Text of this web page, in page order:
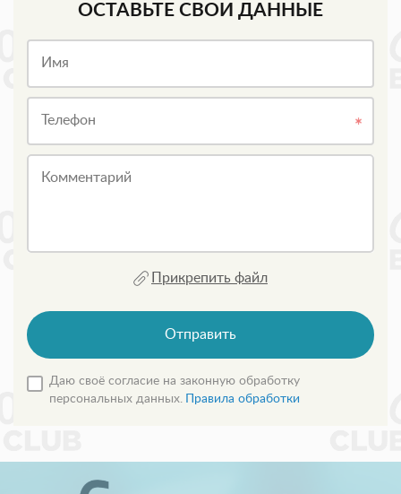
ОСТАВЬТЕ СВОИ ДАННЫЕ
Имя
Телефон
Комментарий
Прикрепить файл
Отправить
Даю своё согласие на законную обработку
персональных данных.
Правила обработки